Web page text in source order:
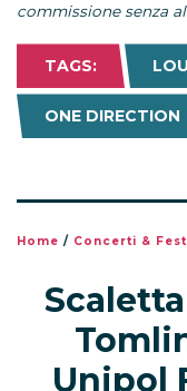
commissione senza
TAGS:
ONE DIRECTION
Home / Concerti &
Unipol